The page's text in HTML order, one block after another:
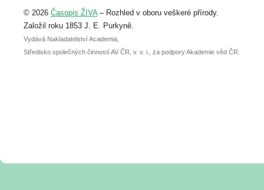
abstraktu přihlášené přednášky nebo
posteru je už 30. června.
© 2026 Časopis ŽIVA– Rozhled v oboru veškeré přírody.
Založil roku 1853 J. E. Purkyně.
Vydává Nakladatelství Academia,
Středisko společných činností AV ČR, v. v. i., za podpory Akademie věd ČR.